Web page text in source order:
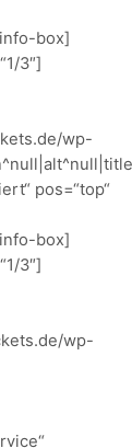
box]
3″]
wp-
pos=“top“
box]
3″]
wp-